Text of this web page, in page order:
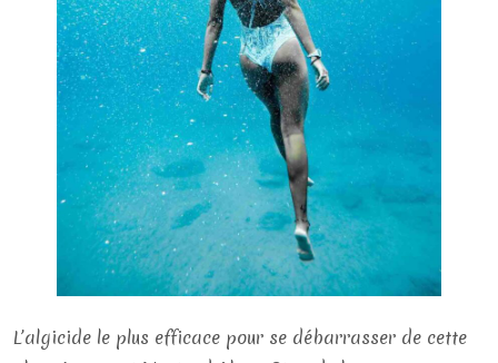
L’algicide le plus efficace pour se débarrasser de cette